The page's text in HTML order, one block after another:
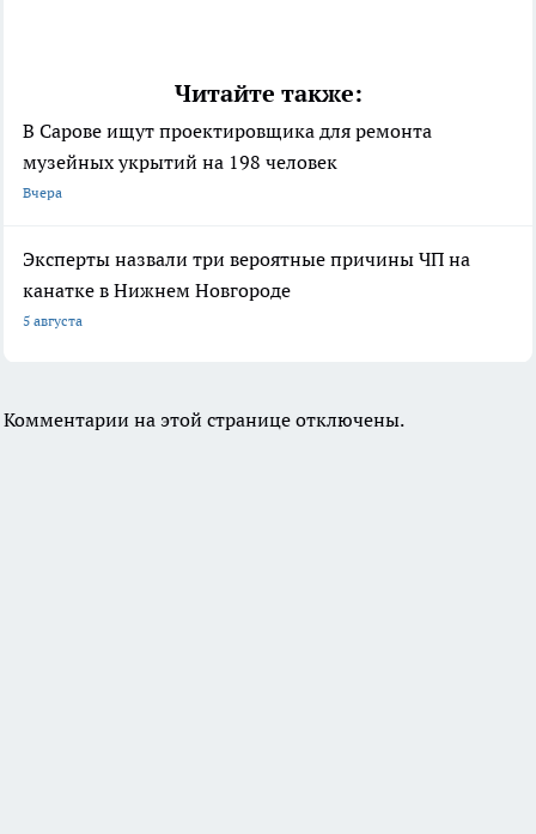
Читайте также:
В Сарове ищут проектировщика для ремонта
музейных укрытий на 198 человек
Вчера
Эксперты назвали три вероятные причины ЧП на
канатке в Нижнем Новгороде
5 августа
Комментарии на этой странице отключены.